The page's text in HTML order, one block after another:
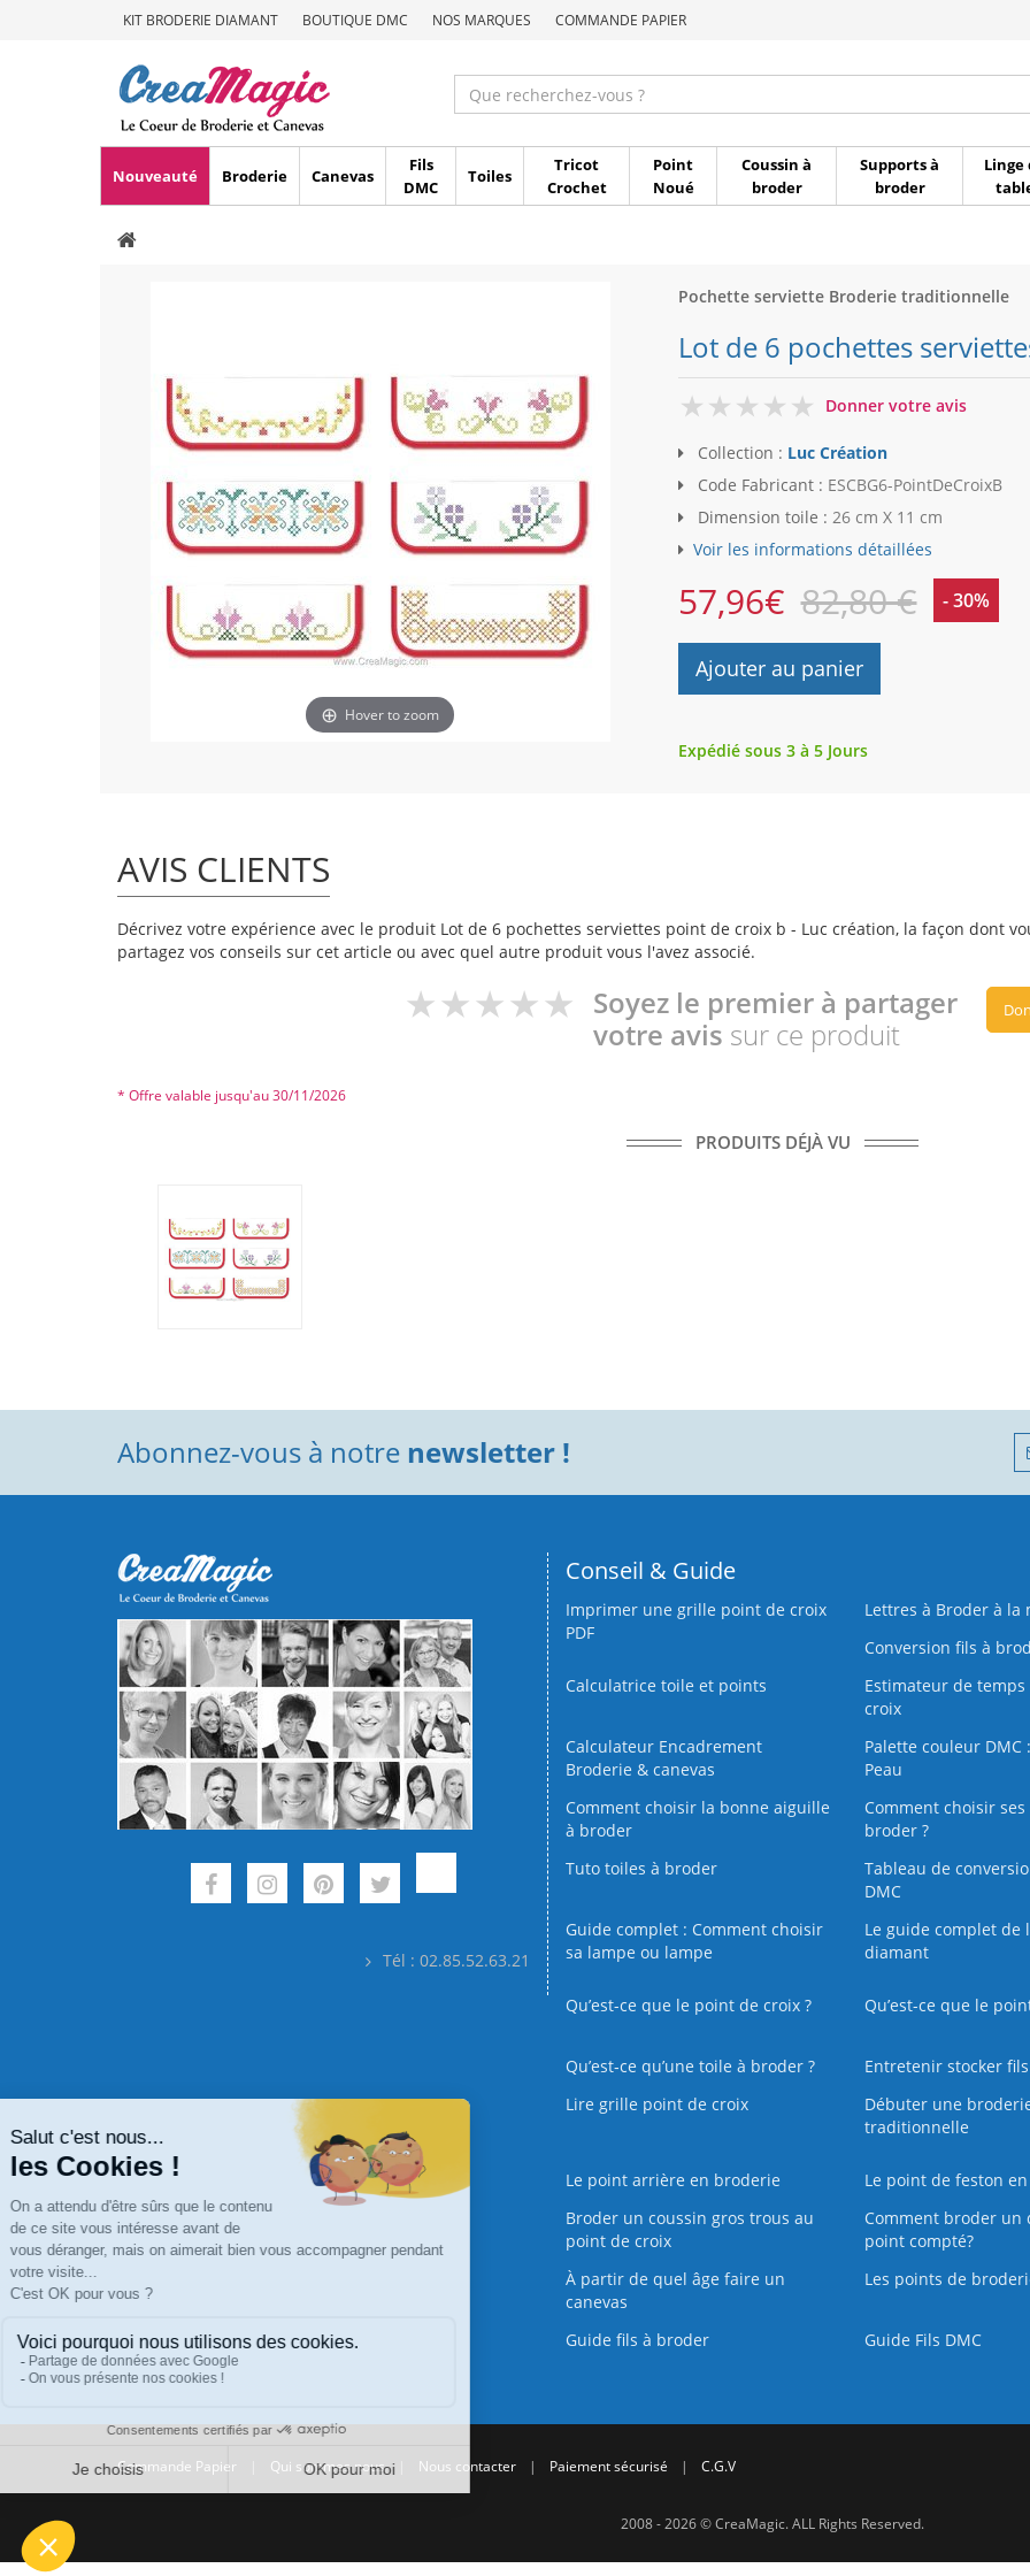
KIT BRODERIE DIAMANT BOUTIQUE DMC NOS MARQUES COMMANDE PAPIER
Nouveauté Broderie Canevas
Fils
DMC
Toiles
Tricot
Crochet
Point
Noué
Coussin à
broder
Supports à
broder
Linge
Hover to zoom
Pochette serviette Broderie traditionnelle
Lot de 6 pochettes
0
Donner votre avis
Collection : Luc Création
Code Fabricant : ESCBG6-PointDeCroixB
Dimension toile : 26 cm X 11 cm
Voir les informations détaillées
57,96€ 82,80 € - 30%
Ajouter au panier
Expédié sous 3 à 5 Jours
AVIS CLIENTS
Décrivez votre expérience avec le produit Lot de 6 pochettes serviettes point de croix b - Luc création, la façon dont
partagez vos conseils sur cet article ou avec quel autre produit vous l'avez associé.
Soyez le premier à partager
votre avis sur ce produit
* Offre valable jusqu'au 30/11/2026
PRODUITS DÉJÀ VU
Abonnez-vous à notre newsletter !
Tél : 02.85.52.63.21
Conseil & Guide
Imprimer une grille point de croix
PDF
Lettres à Broder à la
Conversion fils à
Calculatrice toile et points
Estimateur de temps
croix
Calculateur Encadrement
Broderie & canevas
Palette couleur DMC
Peau
Comment choisir la bonne aiguille
à broder
Comment choisir ses
broder ?
Tuto toiles à broder
Tableau de
DMC
Guide complet : Comment choisir
sa lampe ou lampe
Le guide complet de
diamant
Qu’est-ce que le point de croix ? Qu’est-ce que le
Qu’est‑ce qu’une toile à broder ?
Entretenir stocker
Lire grille point de croix
Débuter une
traditionnelle
Le point arrière en broderie
Le point de feston
Broder un coussin gros trous au
point de croix
Comment broder un
point compté?
À partir de quel âge faire un
canevas
Les points de
Guide fils à broder Guide Fils DMC
Commande Papier Qui sommes nous Nous contacter | Paiement sécurisé | C.G.V
2008 - 2026 © CreaMagic. ALL Rights Reserved.